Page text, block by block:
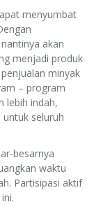
menyumbat
akan
menjadi produk
minyak
– program
lebih indah,
seluruh
besarnya
waktu
Partisipasi aktif